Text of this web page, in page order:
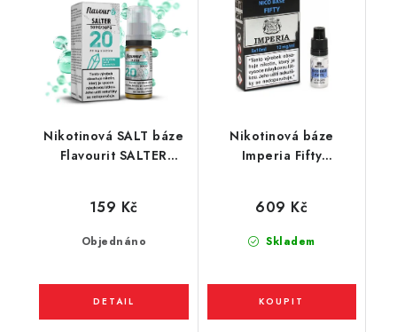
Nikotinová SALT báze
Flavourit SALTER
Objednáno
159 Kč
Nikotinová báze
Imperia Fifty
Skladem
609 Kč